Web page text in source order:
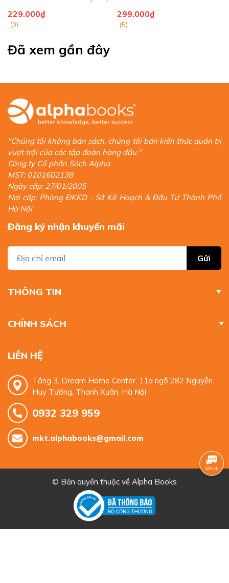
229.000₫
(0)
299.000₫
(5)
Đã xem gần đây
"Chúng tôi không bán sách, chúng tôi bán kiến thức quản trị
vượt trội của các tập đoàn hàng đầu."
Công ty Cổ phần Sách Alpha
MST: 0101602138
Ngày cấp: 27/01/2005
Nơi cấp: Phòng ĐKKD - Sở Kế Hoạch & Đầu Tư Thành Phố
Hà Nội
Đăng ký nhận khuyến mãi
Gửi
THÔNG TIN
CHÍNH SÁCH
LIÊN HỆ
Tầng 3, Dream Home Center, 11a ngõ 282 Nguyễn
Huy Tưởng, Thanh Xuân, Hà Nội
0932 329 959
mkt.alphabooks@gmail.com
© Bản quyền thuộc về Alpha Books